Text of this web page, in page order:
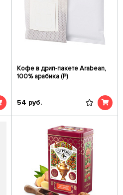
Кофе в дрип-пакете Arabean,
100% арабика (Р)
54 руб.